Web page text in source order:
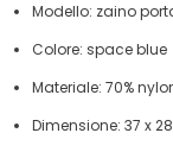
Modello: zaino
Colore: space blue
Materiale: 70%
Dimensione: 37 x